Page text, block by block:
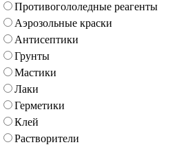
Противогололедные реагенты
Аэрозольные краски
Антисептики
Грунты
Мастики
Лаки
Герметики
Клей
Растворители